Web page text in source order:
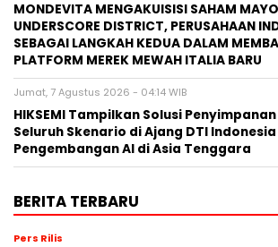
MONDEVITA MENGAKUISISI SAHAM
UNDERSCORE DISTRICT, PERUSAHAAN
SEBAGAI LANGKAH KEDUA DALAM
PLATFORM MEREK MEWAH ITALIA BARU
Jumat, 7 Agustus 2026 - 04:14 WIB
HIKSEMI Tampilkan Solusi
Seluruh Skenario di Ajang DTI
Pengembangan AI di Asia Tenggara
BERITA TERBARU
Pers Rilis